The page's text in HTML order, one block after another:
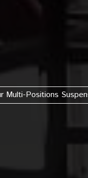
Multi-Positions